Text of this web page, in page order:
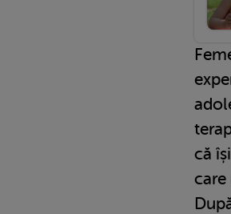
că
care